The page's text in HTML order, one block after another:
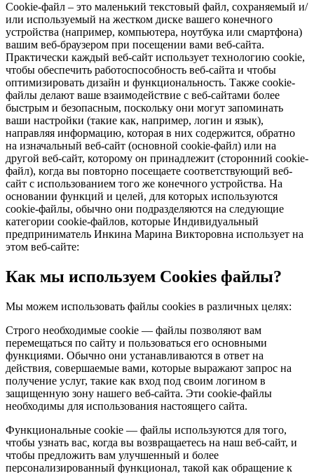
Cookie-файл – это маленький текстовый файл, сохраняемый и/
или используемый на жестком диске вашего конечного
устройства (например, компьютера, ноутбука или смартфона)
вашим веб-браузером при посещении вами веб-сайта.
Практически каждый веб-сайт использует технологию cookie,
чтобы обеспечить работоспособность веб-сайта и чтобы
оптимизировать дизайн и функциональность. Также cookie-
файлы делают ваше взаимодействие с веб-сайтами более
быстрым и безопасным, поскольку они могут запоминать
ваши настройки (такие как, например, логин и язык),
направляя информацию, которая в них содержится, обратно
на изначальный веб-сайт (основной cookie-файл) или на
другой веб-сайт, которому он принадлежит (сторонний cookie-
файл), когда вы повторно посещаете соответствующий веб-
сайт с использованием того же конечного устройства. На
основании функций и целей, для которых используются
cookie-файлы, обычно они подразделяются на следующие
категории cookie-файлов, которые Индивидуальный
предприниматель Инкина Марина Викторовна использует на
этом веб-сайте:
Как мы используем Cookies файлы?
Мы можем использовать файлы cookies в различных целях:
Строго необходимые cookie — файлы позволяют вам
перемещаться по сайту и пользоваться его основными
функциями. Обычно они устанавливаются в ответ на
действия, совершаемые вами, которые выражают запрос на
получение услуг, такие как вход под своим логином в
защищенную зону нашего веб-сайта. Эти cookie-файлы
необходимы для использования настоящего сайта.
Функциональные cookie — файлы используются для того,
чтобы узнать вас, когда вы возвращаетесь на наш веб-сайт, и
чтобы предложить вам улучшенный и более
персонализированный функционал, такой как обращение к